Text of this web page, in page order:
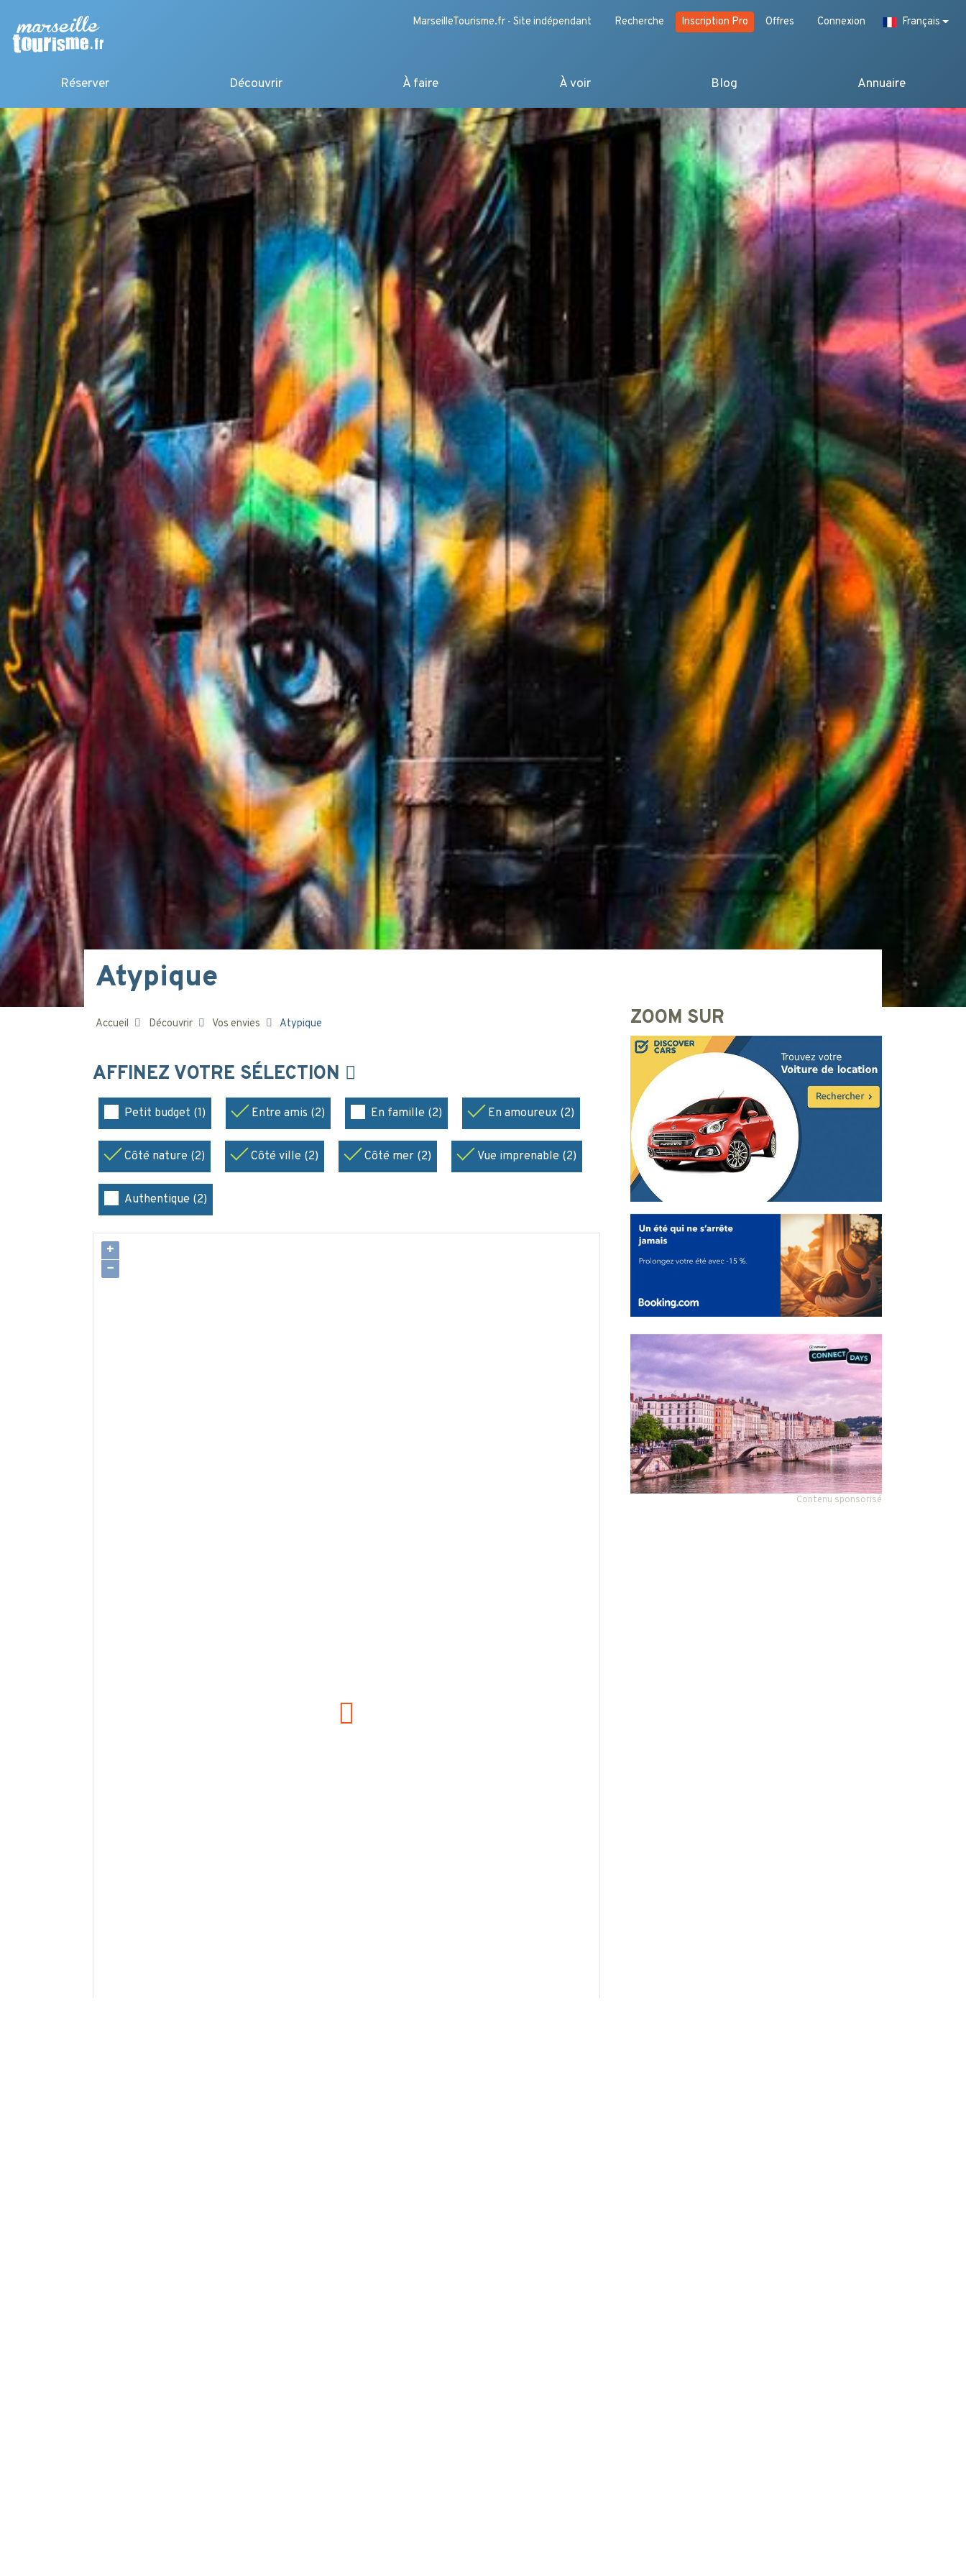
MarseilleTourisme.fr - Site indépendant Recherche Inscription Pro Offres Connexion Français
Réserver Découvrir À faire À voir Blog Annuaire
Atypique
Accueil Découvrir Vos envies Atypique
AFFINEZ VOTRE SÉLECTION
Petit budget (1) Entre amis (2) En famille (2) En amoureux (2)
Côté nature (2) Côté ville (2) Côté mer (2) Vue imprenable (2)
Authentique (2)
+
−
ZOOM SUR
Contenu sponsorisé